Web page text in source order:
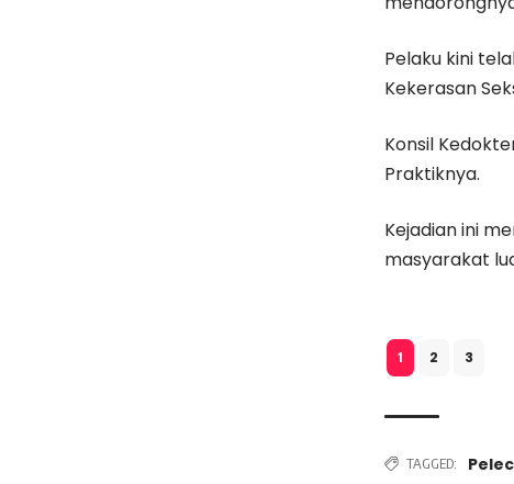
Pelaku kini
Kekerasan
Konsil
Praktiknya.
Kejadian ini
masyarakat
1 2 3
TAGGED: